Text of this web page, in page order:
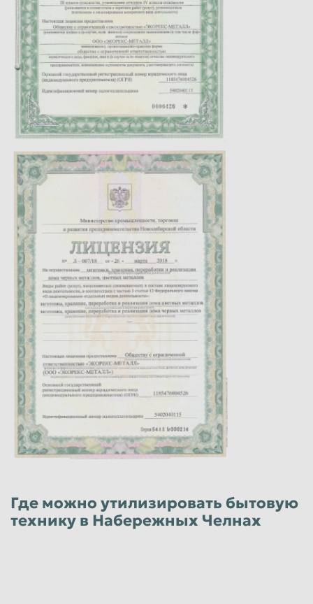
Где можно утилизировать бытовую
технику в Набережных Челнах